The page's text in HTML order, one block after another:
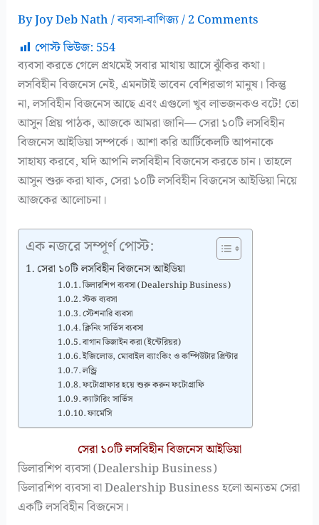
ByJoy Deb Nath/ব্যবসা-বাণিজ্য/2 Comments
পোস্ট ভিউজ: 554
ব্যবসা করতে গেলে প্রথমেই সবার মাথায় আসে ঝুঁকির কথা।
লসবিহীন বিজনেস নেই, এমনটাই ভাবেন বেশিরভাগ মানুষ। কিন্তু
না, লসবিহীন বিজনেস আছে এবং এগুলো খুব লাভজনকও বটে! তো
আসুন প্রিয় পাঠক, আজকে আমরা জানি— সেরা ১০টি লসবিহীন
বিজনেস আইডিয়া সম্পর্কে। আশা করি আর্টিকেলটি আপনাকে
সাহায্য করবে, যদি আপনি লসবিহীন বিজনেস করতে চান। তাহলে
আসুন শুরু করা যাক, সেরা ১০টি লসবিহীন বিজনেস আইডিয়া নিয়ে
আজকের আলোচনা।
এক নজরে সম্পূর্ণ পোস্ট:
সেরা ১০টি লসবিহীন বিজনেস আইডিয়া
ডিলারশিপ ব্যবসা (Dealership Business)
স্টক ব্যবসা
স্টেশনারি ব্যবসা
ক্লিনিং সার্ভিস ব্যবসা
বাগান ডিজাইন করা (ইন্টেরিয়র)
ইজিলোড, মোবাইল ব্যাংকিং ও কম্পিউটার প্রিন্টার
লন্ড্রি
ফটোগ্রাফার হয়ে শুরু করুন ফটোগ্রাফি
ক্যাটারিং সার্ভিস
ফার্মেসি
সেরা ১০টি লসবিহীন বিজনেস আইডিয়া
ডিলারশিপ ব্যবসা (Dealership Business)
ডিলারশিপ ব্যবসা বা Dealership Business হলো অন্যতম সেরা
একটি লসবিহীন বিজনেস।